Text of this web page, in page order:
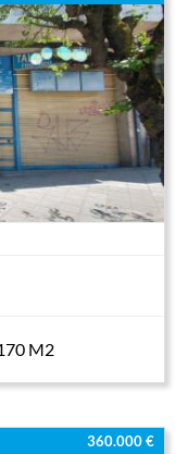
M2
360.000 €